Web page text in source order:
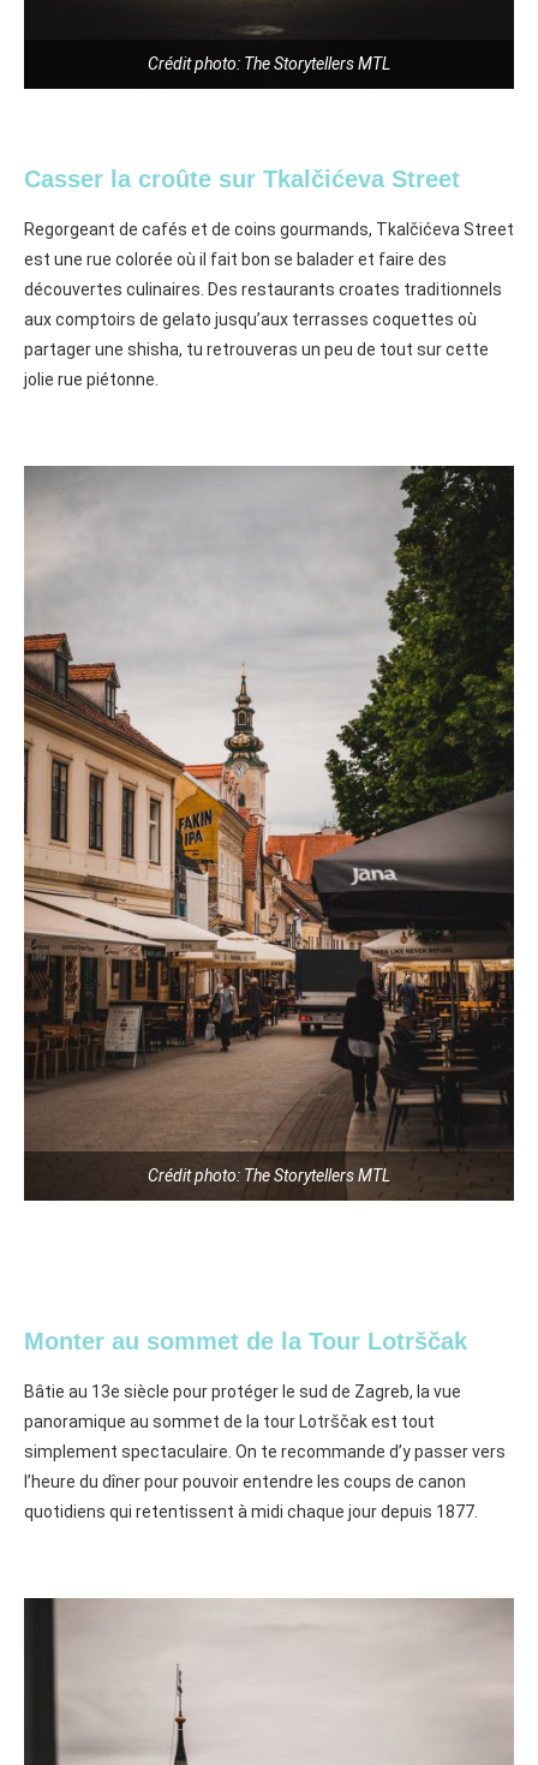
Crédit photo: The Storytellers MTL
Casser la croûte sur Tkalčićeva Street
Regorgeant de cafés et de coins gourmands, Tkalčićeva Street
est une rue colorée où il fait bon se balader et faire des
découvertes culinaires. Des restaurants croates traditionnels
aux comptoirs de gelato jusqu’aux terrasses coquettes où
partager une shisha, tu retrouveras un peu de tout sur cette
jolie rue piétonne.
Crédit photo: The Storytellers MTL
Monter au sommet de la Tour Lotrščak
Bâtie au 13e siècle pour protéger le sud de Zagreb, la vue
panoramique au sommet de la tour Lotrščakest tout
simplement spectaculaire⁠. On te recommande d’y passer vers
l’heure du dîner pour pouvoir entendre les coups de canon
quotidiens qui retentissent à midi chaque jour depuis 1877.